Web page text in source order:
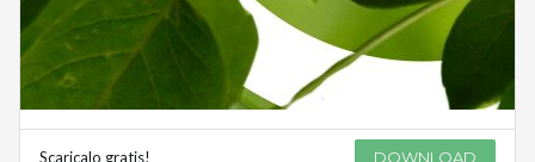
Scaricalo gratis! DOWNLOAD